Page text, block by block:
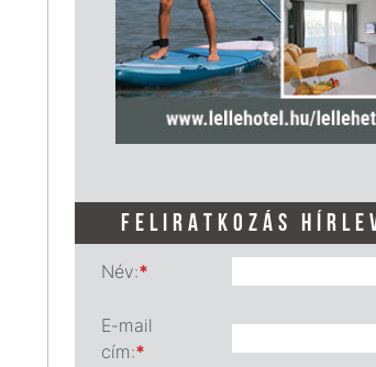
FELIRATKOZÁS
Név:*
E-mail
cím:*